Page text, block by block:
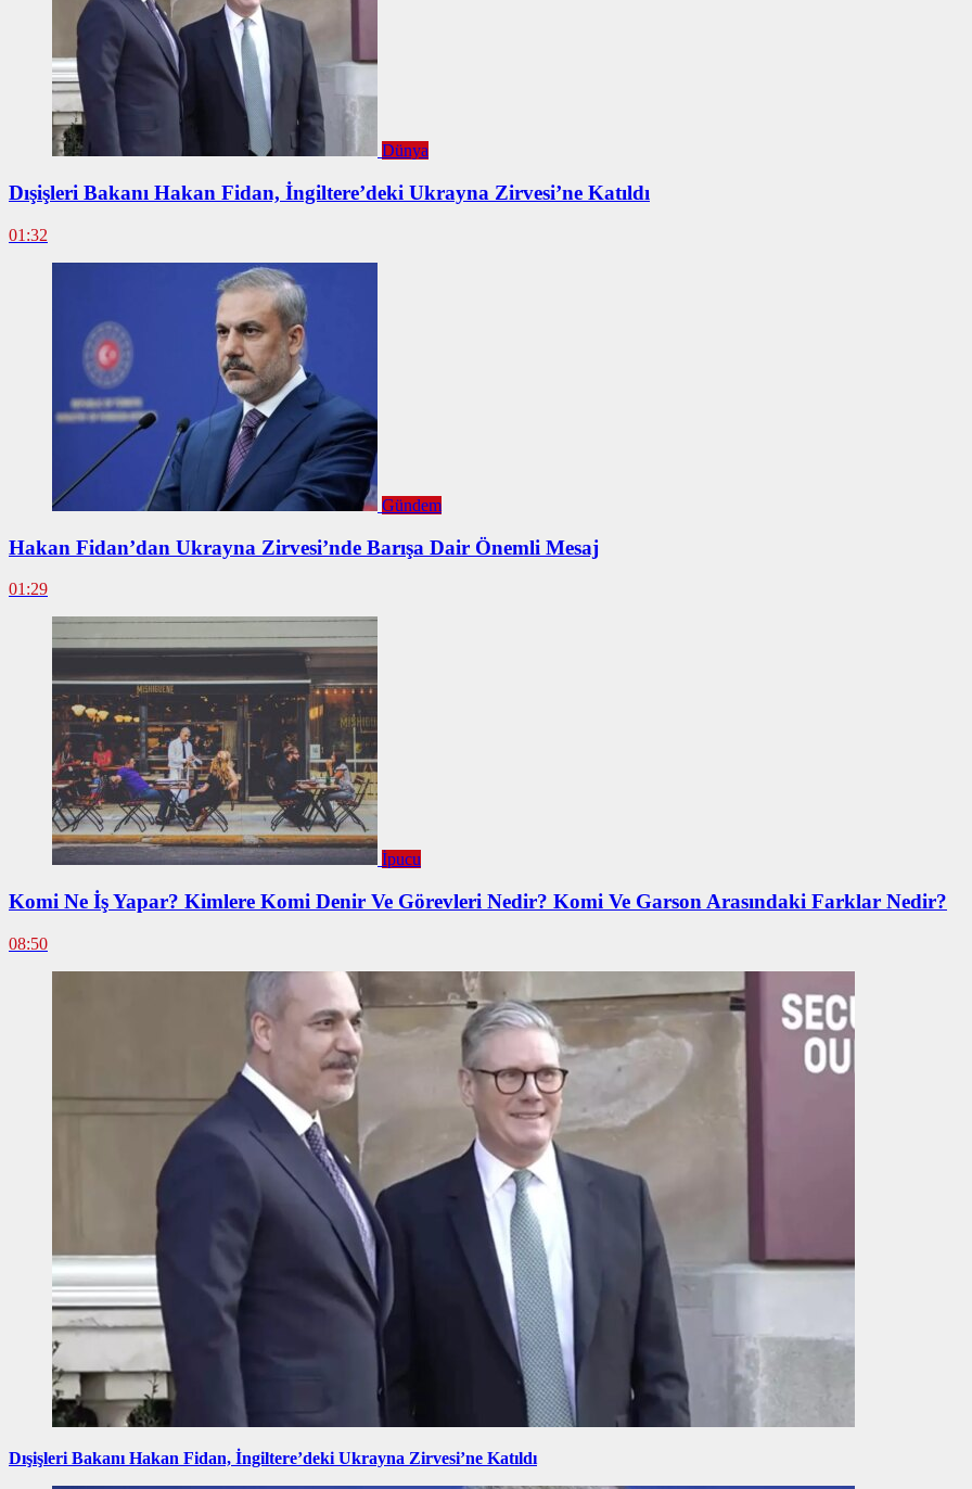
Dünya
Dışişleri Bakanı Hakan Fidan, İngiltere’deki Ukrayna Zirvesi’ne Katıldı
01:32
Gündem
Hakan Fidan’dan Ukrayna Zirvesi’nde Barışa Dair Önemli Mesaj
01:29
İpucu
Komi Ne İş Yapar? Kimlere Komi Denir Ve Görevleri Nedir? Komi Ve Garson Arasındaki Farklar Nedir?
08:50
Dışişleri Bakanı Hakan Fidan, İngiltere’deki Ukrayna Zirvesi’ne Katıldı